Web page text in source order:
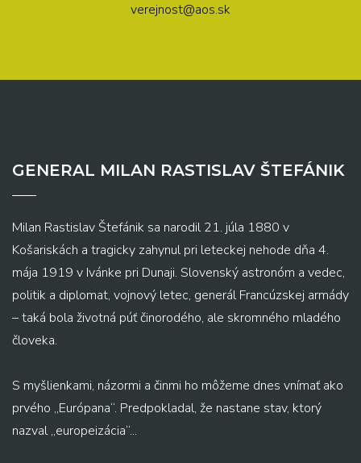
verejnost@aos.sk
GENERAL MILAN RASTISLAV ŠTEFÁNIK
Milan Rastislav Štefánik sa narodil 21. júla 1880 v
Košariskách a tragicky zahynul pri leteckej nehode dňa 4.
mája 1919 v Ivánke pri Dunaji. Slovenský astronóm a vedec,
politik a diplomat, vojnový letec, generál Francúzskej armády
– taká bola životná púť činorodého, ale skromného mladého
človeka.
S myšlienkami, názormi a činmi ho môžeme dnes vnímať ako
prvého „Európana“. Predpokladal, že nastane stav, ktorý
nazval „europeizácia“...